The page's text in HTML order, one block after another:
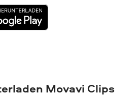
Movavi Clips